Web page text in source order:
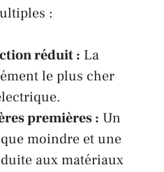
:
réduit : La
le plus cher
premières : Un
moindre et une
aux matériaux